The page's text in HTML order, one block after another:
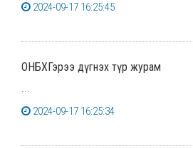
2024-09-17 16:25:45
ОНБХГэрээ дүгнэх түр журам
...
2024-09-17 16:25:34